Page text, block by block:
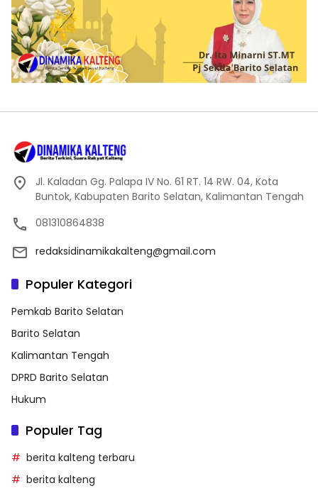
Jl. Kaladan Gg. Palapa IV No. 61 RT. 14 RW. 04, Kota
Buntok, Kabupaten Barito Selatan, Kalimantan Tengah
081310864838
redaksidinamikakalteng@gmail.com
Populer Kategori
Pemkab Barito Selatan
Barito Selatan
Kalimantan Tengah
DPRD Barito Selatan
Hukum
Populer Tag
berita kalteng terbaru
berita kalteng